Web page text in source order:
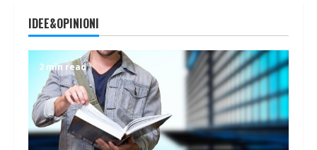
IDEE&OPINIONI
2 min read